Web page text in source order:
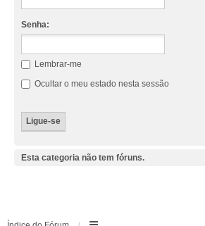
Senha:
Lembrar-me
Ocultar o meu estado nesta sessão
Esta categoria não tem fóruns.